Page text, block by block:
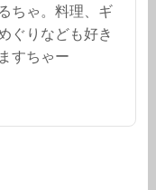
ちゃ。料理、ギ
ぐりなども好き
すちゃー